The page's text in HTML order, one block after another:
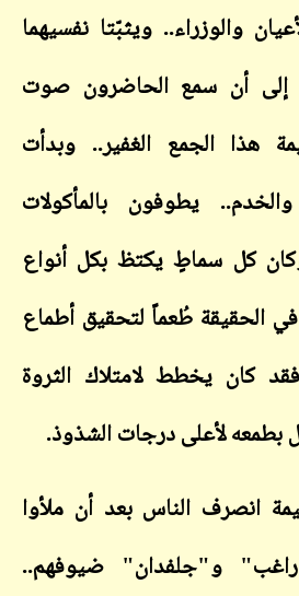
ويثبّتا نفسيهما
أن سمع الحاضرون صوت
الجمع الغفير.. وبدأت
يطوفون بالمأكولات
سماطٍ يكتظ بكل أنواع
طُعماً لتحقيق أطماع
يخطط لامتلاك الثروة
لأعلى درجات الشذوذ.
الناس بعد أن ملأوا
ضيوفهم..